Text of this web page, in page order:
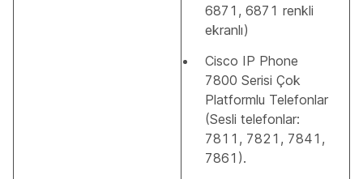
6871, 6871 renkli
ekranlı)
Cisco IP Phone
7800 Serisi Çok
Platformlu Telefonlar
(Sesli telefonlar:
7811, 7821, 7841,
7861).